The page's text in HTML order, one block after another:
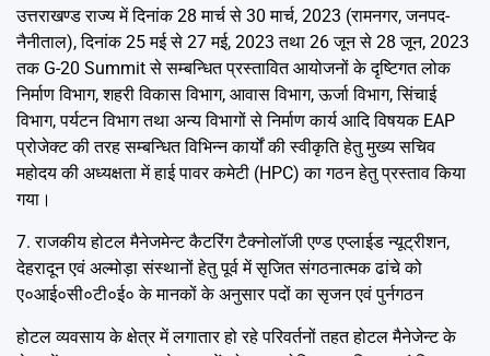
उत्तराखण्ड राज्य में दिनांक 28 मार्च से 30 मार्च, 2023 (रामनगर, जनपद-
नैनीताल), दिनांक 25 मई से 27 मई, 2023 तथा 26 जून से 28 जून, 2023
तक G-20 Summit से सम्बन्धित प्रस्तावित आयोजनों के दृष्टिगत लोक
निर्माण विभाग, शहरी विकास विभाग, आवास विभाग, ऊर्जा विभाग, सिंचाई
विभाग, पर्यटन विभाग तथा अन्य विभागों से निर्माण कार्य आदि विषयक EAP
प्रोजेक्ट की तरह सम्बन्धित विभिन्न कार्यों की स्वीकृति हेतु मुख्य सचिव
महोदय की अध्यक्षता में हाई पावर कमेटी (HPC) का गठन हेतु प्रस्ताव किया
गया।
7. राजकीय होटल मैनेजमेन्ट कैटरिंग टैक्नोलॉजी एण्ड एप्लाईड न्यूट्रीशन,
देहरादून एवं अल्मोड़ा संस्थानों हेतु पूर्व में सृजित संगठनात्मक ढांचे को
ए०आई०सी०टी०ई० के मानकों के अनुसार पदों का सृजन एवं पुर्नगठन
होटल व्यवसाय के क्षेत्र में लगातार हो रहे परिवर्तनों तहत होटल मैनेजेन्ट के